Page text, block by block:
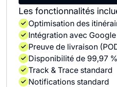
Les fonctionnalités
Optimisation des
Intégration avec
Preuve de livraison
Disponibilité de 99,97 %
Track & Trace standard
Notifications standard